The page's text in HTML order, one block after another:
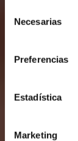
Necesarias
Preferencias
Estadística
Marketing